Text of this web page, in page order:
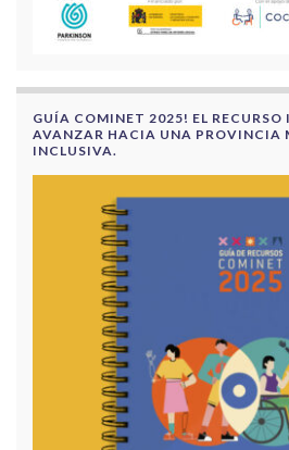
GUÍA COMINET 2025! EL RECURSO
AVANZAR HACIA UNA PROVINCIA
INCLUSIVA.